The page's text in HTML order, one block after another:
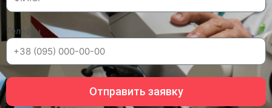
Телефон
Отправить заявку